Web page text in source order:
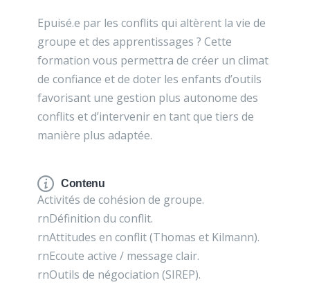
Epuisé.e par les conflits qui altèrent la vie de
groupe et des apprentissages ? Cette
formation vous permettra de créer un climat
de confiance et de doter les enfants d’outils
favorisant une gestion plus autonome des
conflits et d’intervenir en tant que tiers de
manière plus adaptée.
Contenu
Activités de cohésion de groupe.
rnDéfinition du conflit.
rnAttitudes en conflit (Thomas et Kilmann).
rnEcoute active / message clair.
rnOutils de négociation (SIREP).